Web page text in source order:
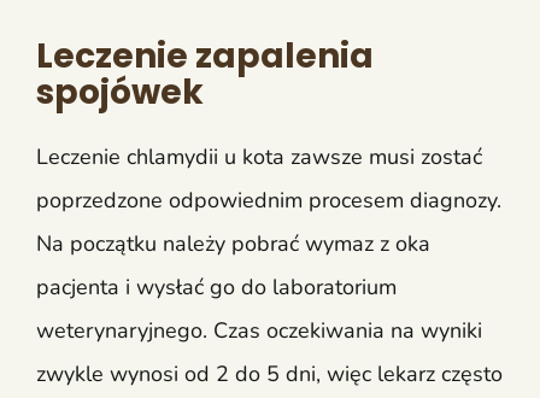
Leczenie zapalenia
spojówek
Leczenie chlamydii u kota zawsze musi zostać
poprzedzone odpowiednim procesem diagnozy.
Na początku należy pobrać wymaz z oka
pacjenta i wysłać go do laboratorium
weterynaryjnego. Czas oczekiwania na wyniki
zwykle wynosi od 2 do 5 dni, więc lekarz często